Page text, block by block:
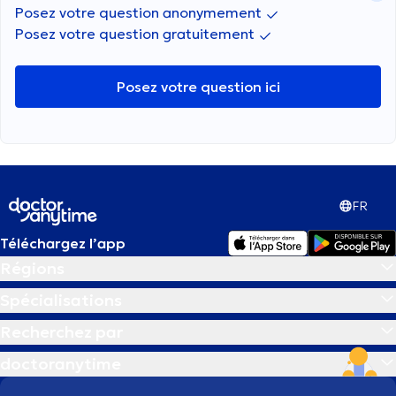
Posez votre question anonymement
Posez votre question gratuitement
Posez votre question ici
FR
Téléchargez l’app